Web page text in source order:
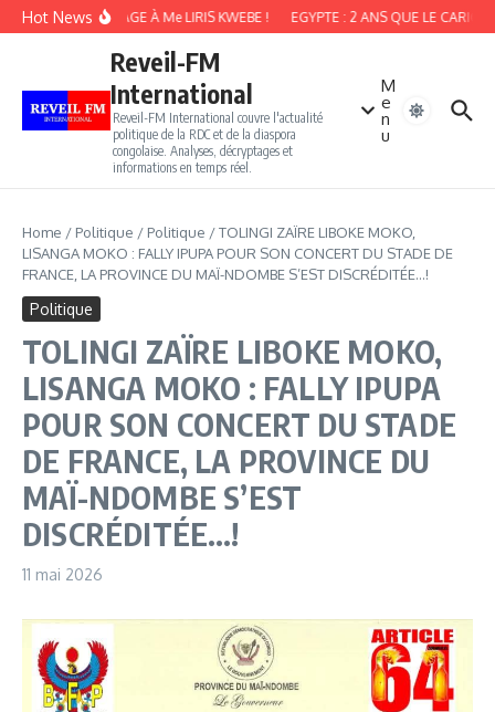
Aller au contenu
Hot NewsHOMMAGE À Me LIRIS KWEBE ! EGYPTE : 2 ANS QUE LE
Reveil-FM
International
Reveil-FM International couvre l'actualité
politique de la RDC et de la diaspora
congolaise. Analyses, décryptages et
informations en temps réel.
M
e
n
u
Home / Politique / Politique /TOLINGI ZAÏRE LIBOKE MOKO,
LISANGA MOKO : FALLY IPUPA POUR SON CONCERT DU STADE DE
FRANCE, LA PROVINCE DU MAÏ-NDOMBE S’EST DISCRÉDITÉE…!
Politique
TOLINGI ZAÏRE LIBOKE MOKO,
LISANGA MOKO : FALLY IPUPA
POUR SON CONCERT DU STADE
DE FRANCE, LA PROVINCE DU
MAÏ-NDOMBE S’EST
DISCRÉDITÉE…!
11 mai 2026